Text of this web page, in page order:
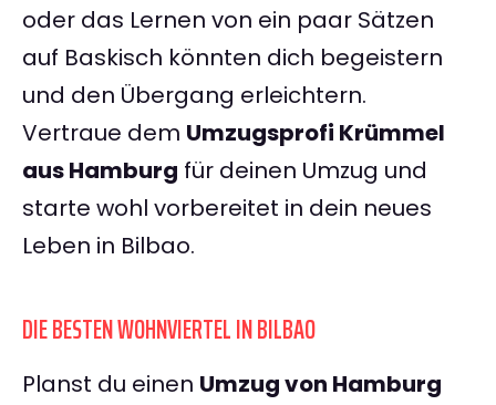
oder das Lernen von ein paar Sätzen
auf Baskisch könnten dich begeistern
und den Übergang erleichtern.
Vertraue dem Umzugsprofi Krümmel
aus Hamburg für deinen Umzug und
starte wohl vorbereitet in dein neues
Leben in Bilbao.
DIE BESTEN WOHNVIERTEL IN BILBAO
Planst du einen Umzug von Hamburg